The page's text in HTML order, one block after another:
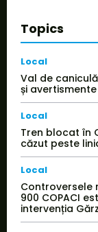
Topics
Local
Val de caniculă
și
Local
Tren blocat în
căzut peste
Local
Controversele
900 COPACI
intervenția